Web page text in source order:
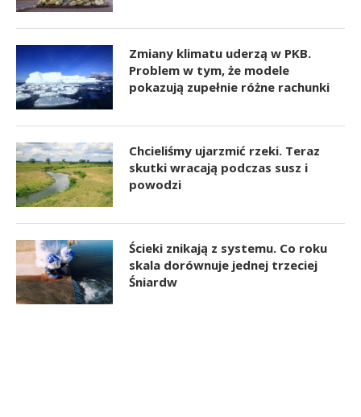
Zmiany klimatu uderzą w PKB.
Problem w tym, że modele
pokazują zupełnie różne rachunki
Chcieliśmy ujarzmić rzeki. Teraz
skutki wracają podczas susz i
powodzi
Ścieki znikają z systemu. Co roku
skala dorównuje jednej trzeciej
Śniardw